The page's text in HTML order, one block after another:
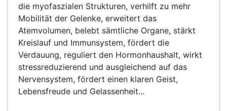
die myofaszialen Strukturen, verhilft zu mehr
Mobilität der Gelenke, erweitert das
Atemvolumen, belebt sämtliche Organe, stärkt
Kreislauf und Immunsystem, fördert die
Verdauung, reguliert den Hormonhaushalt, wirkt
stressreduzierend und ausgleichend auf das
Nervensystem, fördert einen klaren Geist,
Lebensfreude und Gelassenheit...